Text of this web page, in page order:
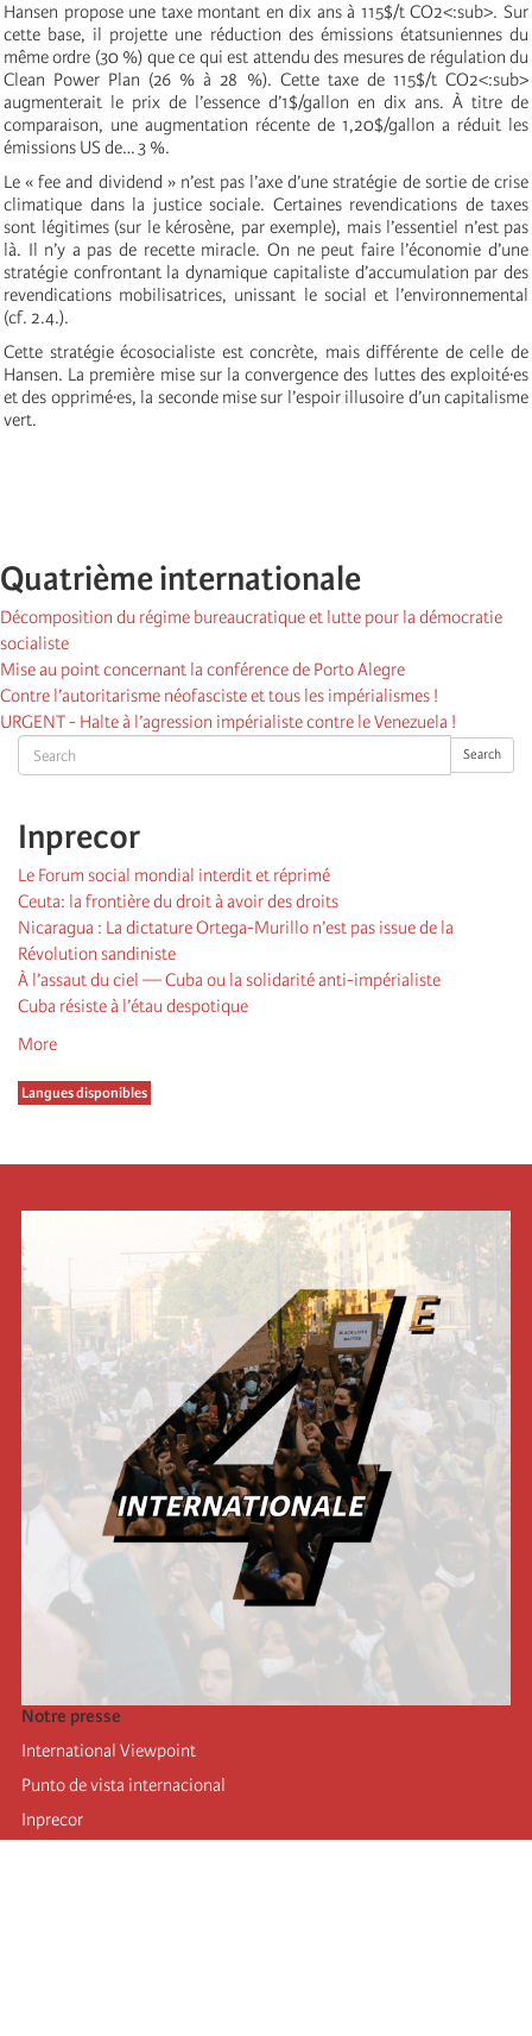
Search Search
Inprecor
Le Forum social mondial interdit et réprimé
Ceuta: la frontière du droit à avoir des droits
Nicaragua : La dictature Ortega-Murillo n’est pas issue de la
Révolution sandiniste
À l’assaut du ciel — Cuba ou la solidarité anti-impérialiste
Cuba résiste à l’étau despotique
More
Langues disponibles
Hansen propose une taxe montant en dix ans à 115$/t CO2<:sub>. Sur
cette base, il projette une réduction des émissions étatsuniennes du
même ordre (30 %) que ce qui est attendu des mesures de régulation du
Clean Power Plan (26 % à 28 %). Cette taxe de 115$/t CO2<:sub>
augmenterait le prix de l’essence d’1$/gallon en dix ans. À titre de
comparaison, une augmentation récente de 1,20$/gallon a réduit les
émissions US de… 3 %.
Le « fee and dividend » n’est pas l’axe d’une stratégie de sortie de crise
climatique dans la justice sociale. Certaines revendications de taxes
sont légitimes (sur le kérosène, par exemple), mais l’essentiel n’est pas
là. Il n’y a pas de recette miracle. On ne peut faire l’économie d’une
stratégie confrontant la dynamique capitaliste d’accumulation par des
revendications mobilisatrices, unissant le social et l’environnemental
(cf. 2.4.).
Cette stratégie écosocialiste est concrète, mais différente de celle de
Hansen. La première mise sur la convergence des luttes des exploité·es
et des opprimé·es, la seconde mise sur l’espoir illusoire d’un capitalisme
vert.
Quatrième internationale
Décomposition du régime bureaucratique et lutte pour la démocratie
socialiste
Mise au point concernant la conférence de Porto Alegre
Contre l’autoritarisme néofasciste et tous les impérialismes !
URGENT - Halte à l’agression impérialiste contre le Venezuela !
Notre presse
International Viewpoint
Punto de vista internacional
Inprecor